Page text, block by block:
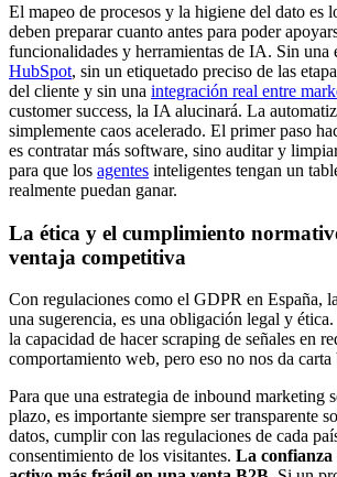
El mapeo de procesos y la higiene del dato es
deben preparar cuanto antes para poder
funcionalidades y herramientas de IA. Sin una
HubSpot, sin un etiquetado preciso de las
del cliente y sin una integración real entre
customer success, la IA alucinará. La
simplemente caos acelerado. El primer paso
es contratar más software, sino auditar y
para que los agentes inteligentes tengan un
realmente puedan ganar.
La ética y el cumplimiento
ventaja competitiva
Con regulaciones como el GDPR en España,
una sugerencia, es una obligación legal y
la capacidad de hacer scraping de señales en
comportamiento web, pero eso no nos da carta
Para que una estrategia de inbound marketing
plazo, es importante siempre ser transparente
datos, cumplir con las regulaciones de cada
consentimiento de los visitantes. La confianza